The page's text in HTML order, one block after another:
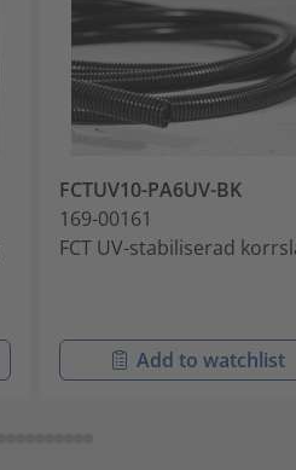
FCTUV10-PA6UV-BK
169-00161
FCT UV-stabiliserad
Add to watchlist